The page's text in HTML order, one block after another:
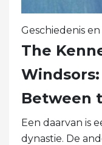
Geschiedenis
The
Between
Een daarvan is
dynastie. De